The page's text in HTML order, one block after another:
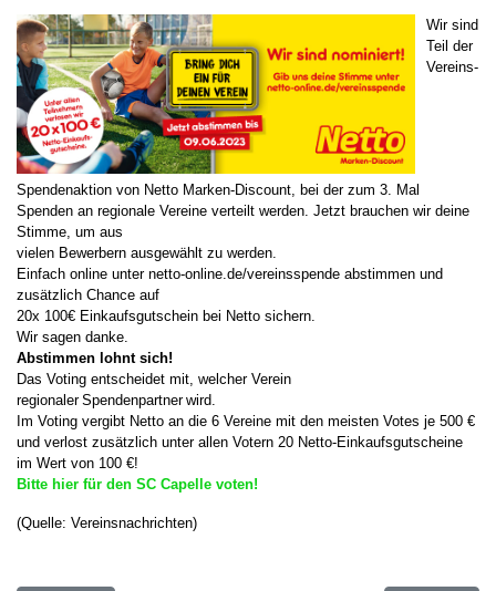
Wir sind
Teil der
Vereins-
Spendenaktion von Netto Marken-Discount, bei der zum 3. Mal
Spenden an regionale Vereine verteilt werden. Jetzt brauchen wir deine
Stimme, um aus
vielen Bewerbern ausgewählt zu werden.
Einfach online unter netto-online.de/vereinsspende abstimmen und
zusätzlich Chance auf
20x 100€ Einkaufsgutschein bei Netto sichern.
Wir sagen danke.
Abstimmen lohnt sich!
Das Voting entscheidet mit, welcher Verein
regionaler Spendenpartner wird.
Im Voting vergibt Netto an die 6 Vereine mit den meisten Votes je 500 €
und verlost zusätzlich unter allen Votern 20 Netto-Einkaufsgutscheine
im Wert von 100 €!
Bitte hier für den SC Capelle voten!
(Quelle: Vereinsnachrichten)